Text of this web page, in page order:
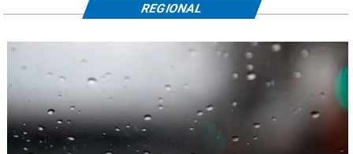
REGIONAL